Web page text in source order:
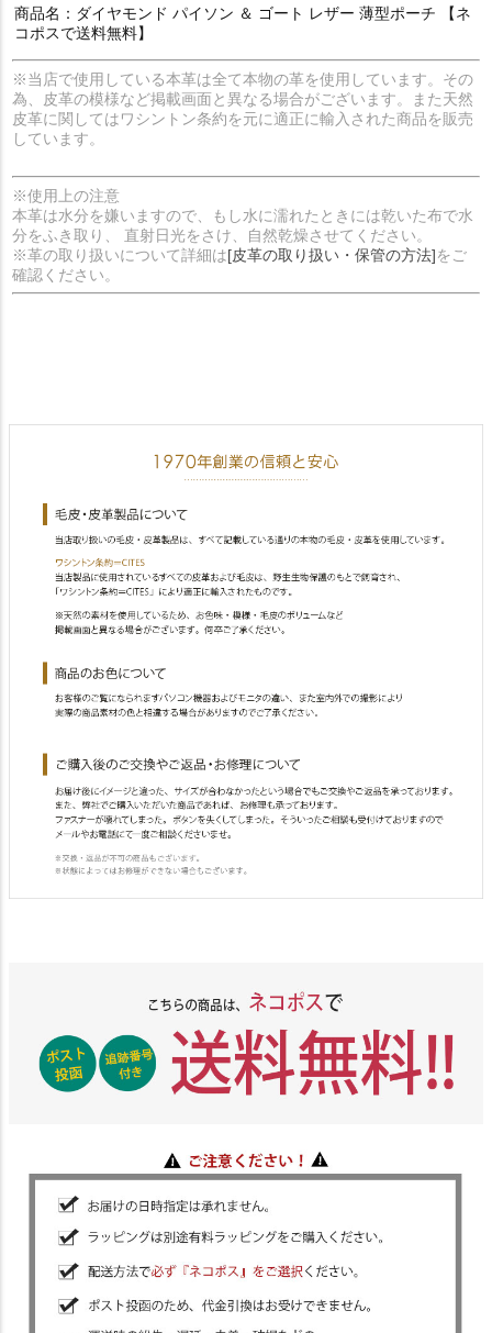
商品名：ダイヤモンド パイソン ＆ ゴート レザー 薄型ポーチ 【ネ
コポスで送料無料】
※当店で使用している本革は全て本物の革を使用しています。その
為、皮革の模様など掲載画面と異なる場合がございます。また天然
皮革に関してはワシントン条約を元に適正に輸入された商品を販売
しています。
※使用上の注意
本革は水分を嫌いますので、もし水に濡れたときには乾いた布で水
分をふき取り、 直射日光をさけ、自然乾燥させてください。
※革の取り扱いについて詳細は[皮革の取り扱い・保管の方法]をご
確認ください。